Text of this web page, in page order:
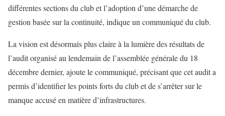
différentes sections du club et l’adoption d’une démarche de
gestion basée sur la continuité, indique un communiqué du club.
La vision est désormais plus claire à la lumière des résultats de
l’audit organisé au lendemain de l’assemblée générale du 18
décembre dernier, ajoute le communiqué, précisant que cet audit a
permis d’identifier les points forts du club et de s’arrêter sur le
manque accusé en matière d’infrastructures.